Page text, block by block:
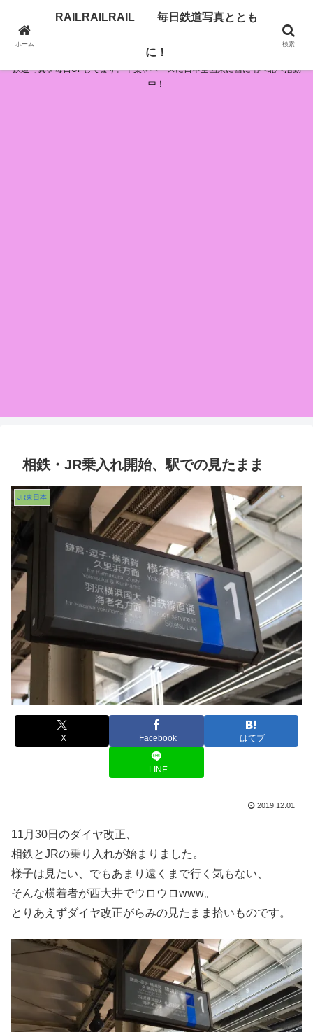
RAILRAILRAIL 毎日鉄道写真とともに！
鉄道写真を毎日UPしてます。千葉をベースに日本全国東に西に南へ北へ活動
中！
相鉄・JR乗入れ開始、駅での見たまま
JR東日本
X Facebook はてブ
LINE
2019.12.01
11月30日のダイヤ改正、
相鉄とJRの乗り入れが始まりました。
様子は見たい、でもあまり遠くまで行く気もない、
そんな横着者が西大井でウロウロwww。
とりあえずダイヤ改正がらみの見たまま拾いものです。
ホーム
RAILRAILRAIL 毎日鉄道写真ととも
に！
検索